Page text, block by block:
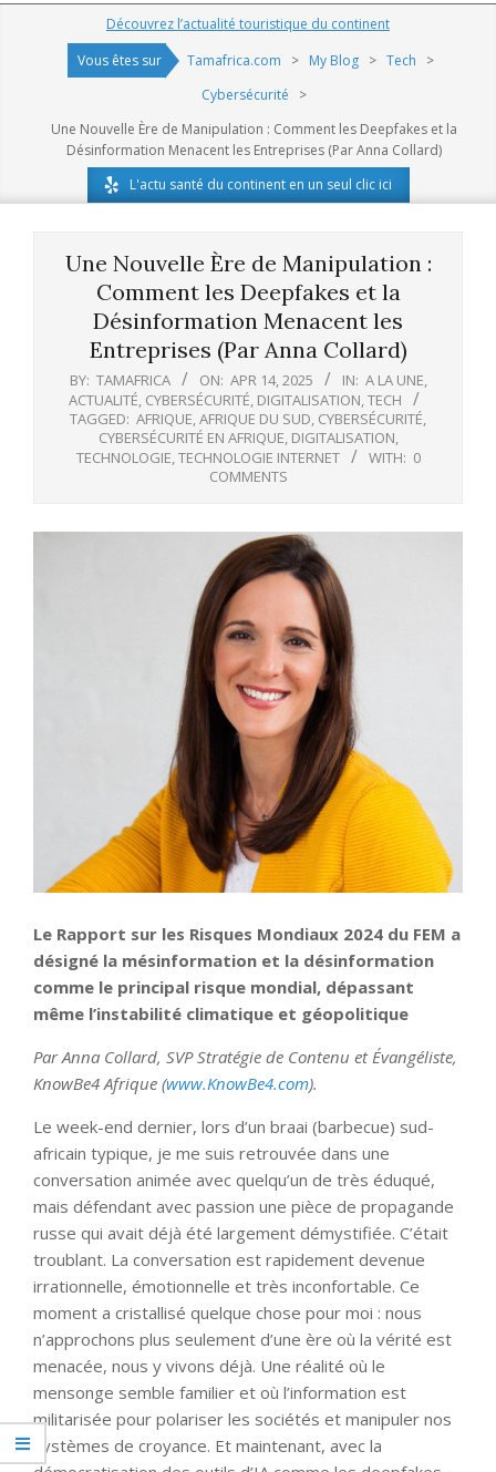
Navigation
Découvrez l’actualité touristique du continent
Vous êtes sur
Tamafrica.com > My Blog > Tech
>
Cybersécurité
>
Une Nouvelle Ère de Manipulation : Comment les Deepfakes et la
Désinformation Menacent les Entreprises (Par Anna Collard)
L'actu santé du continent en un seul clic ici
Une Nouvelle Ère de Manipulation :
Comment les Deepfakes et la
Désinformation Menacent les
Entreprises (Par Anna Collard)
BY: TAMAFRICA ON: APR 14, 2025 IN: A LA UNE,
ACTUALITÉ, CYBERSÉCURITÉ, DIGITALISATION,TECH
TAGGED: AFRIQUE,AFRIQUE DU SUD, CYBERSÉCURITÉ,
CYBERSÉCURITÉ EN AFRIQUE, DIGITALISATION,
TECHNOLOGIE,TECHNOLOGIE INTERNET WITH: 0
COMMENTS
Le Rapport sur les Risques Mondiaux 2024 du FEM a
désigné la mésinformation et la désinformation
comme le principal risque mondial, dépassant
même l’instabilité climatique et géopolitique
Par Anna Collard, SVP Stratégie de Contenu et Évangéliste,
KnowBe4 Afrique (www.KnowBe4.com).
Le week-end dernier, lors d’un braai (barbecue) sud-
africain typique, je me suis retrouvée dans une
conversation animée avec quelqu’un de très éduqué,
mais défendant avec passion une pièce de propagande
russe qui avait déjà été largement démystifiée. C’était
troublant. La conversation est rapidement devenue
irrationnelle, émotionnelle et très inconfortable. Ce
moment a cristallisé quelque chose pour moi : nous
n’approchons plus seulement d’une ère où la vérité est
menacée, nous y vivons déjà. Une réalité où le
mensonge semble familier et où l’information est
militarisée pour polariser les sociétés et manipuler nos
systèmes de croyance. Et maintenant, avec la